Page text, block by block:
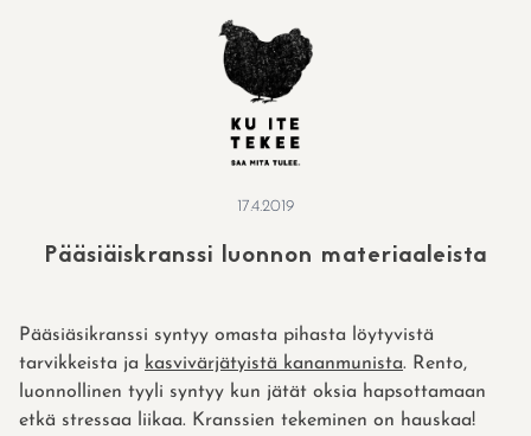
17.4.2019
Pääsiäiskranssi luonnon materiaaleista
Pääsiäsikranssi syntyy omasta pihasta löytyvistä
tarvikkeista ja kasvivärjätyistä kananmunista. Rento,
luonnollinen tyyli syntyy kun jätät oksia hapsottamaan
etkä stressaa liikaa. Kranssien tekeminen on hauskaa!